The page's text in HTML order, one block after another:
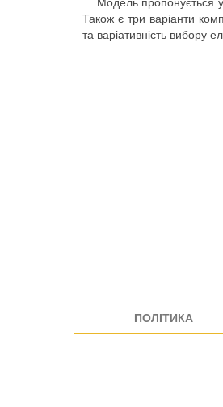
Також є три варіанти
та варіативність вибору
ПОЛІТИКА